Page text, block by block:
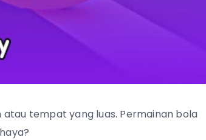
tempat yang luas. Permainan bola